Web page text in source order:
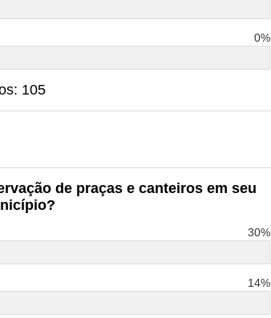
0%
105
de praças e canteiros em seu
30%
14%